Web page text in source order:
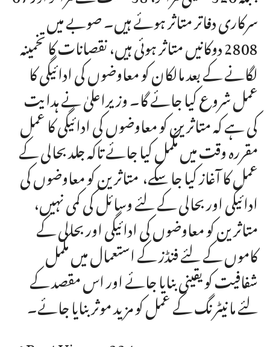
سرکاری دفاتر متاثر ہوئے ہیں۔ صوبے میں
2808 دوکانیں متاثر ہوئی ہیں، نقصانات کا تخمینہ
لگانے کے بعد مالکان کو معاوضوں کی ادائیگی کا
عمل شروع کیا جائے گا۔ وزیراعلیٰ نے ہدایت
کی ہے کہ متاثرین کو معاوضوں کی ادائیگی کا عمل
مقررہ وقت میں مکمل کیا جائے تاکہ جلد بحالی کے
عمل کا آغاز کیا جا سکے، متاثرین کو معاوضوں کی
ادائیگی اور بحالی کے لئے وسائل کی کمی نہیں،
متاثرین کو معاوضوں کی ادائیگی اور بحالی کے
کاموں کے لئے فنڈز کے استعمال میں مکمل
شفافیت کو یقینی بنایا جائے اور اس مقصد کے
لئے مانیٹرنگ کے عمل کو مزید موثر بنایا جائے۔